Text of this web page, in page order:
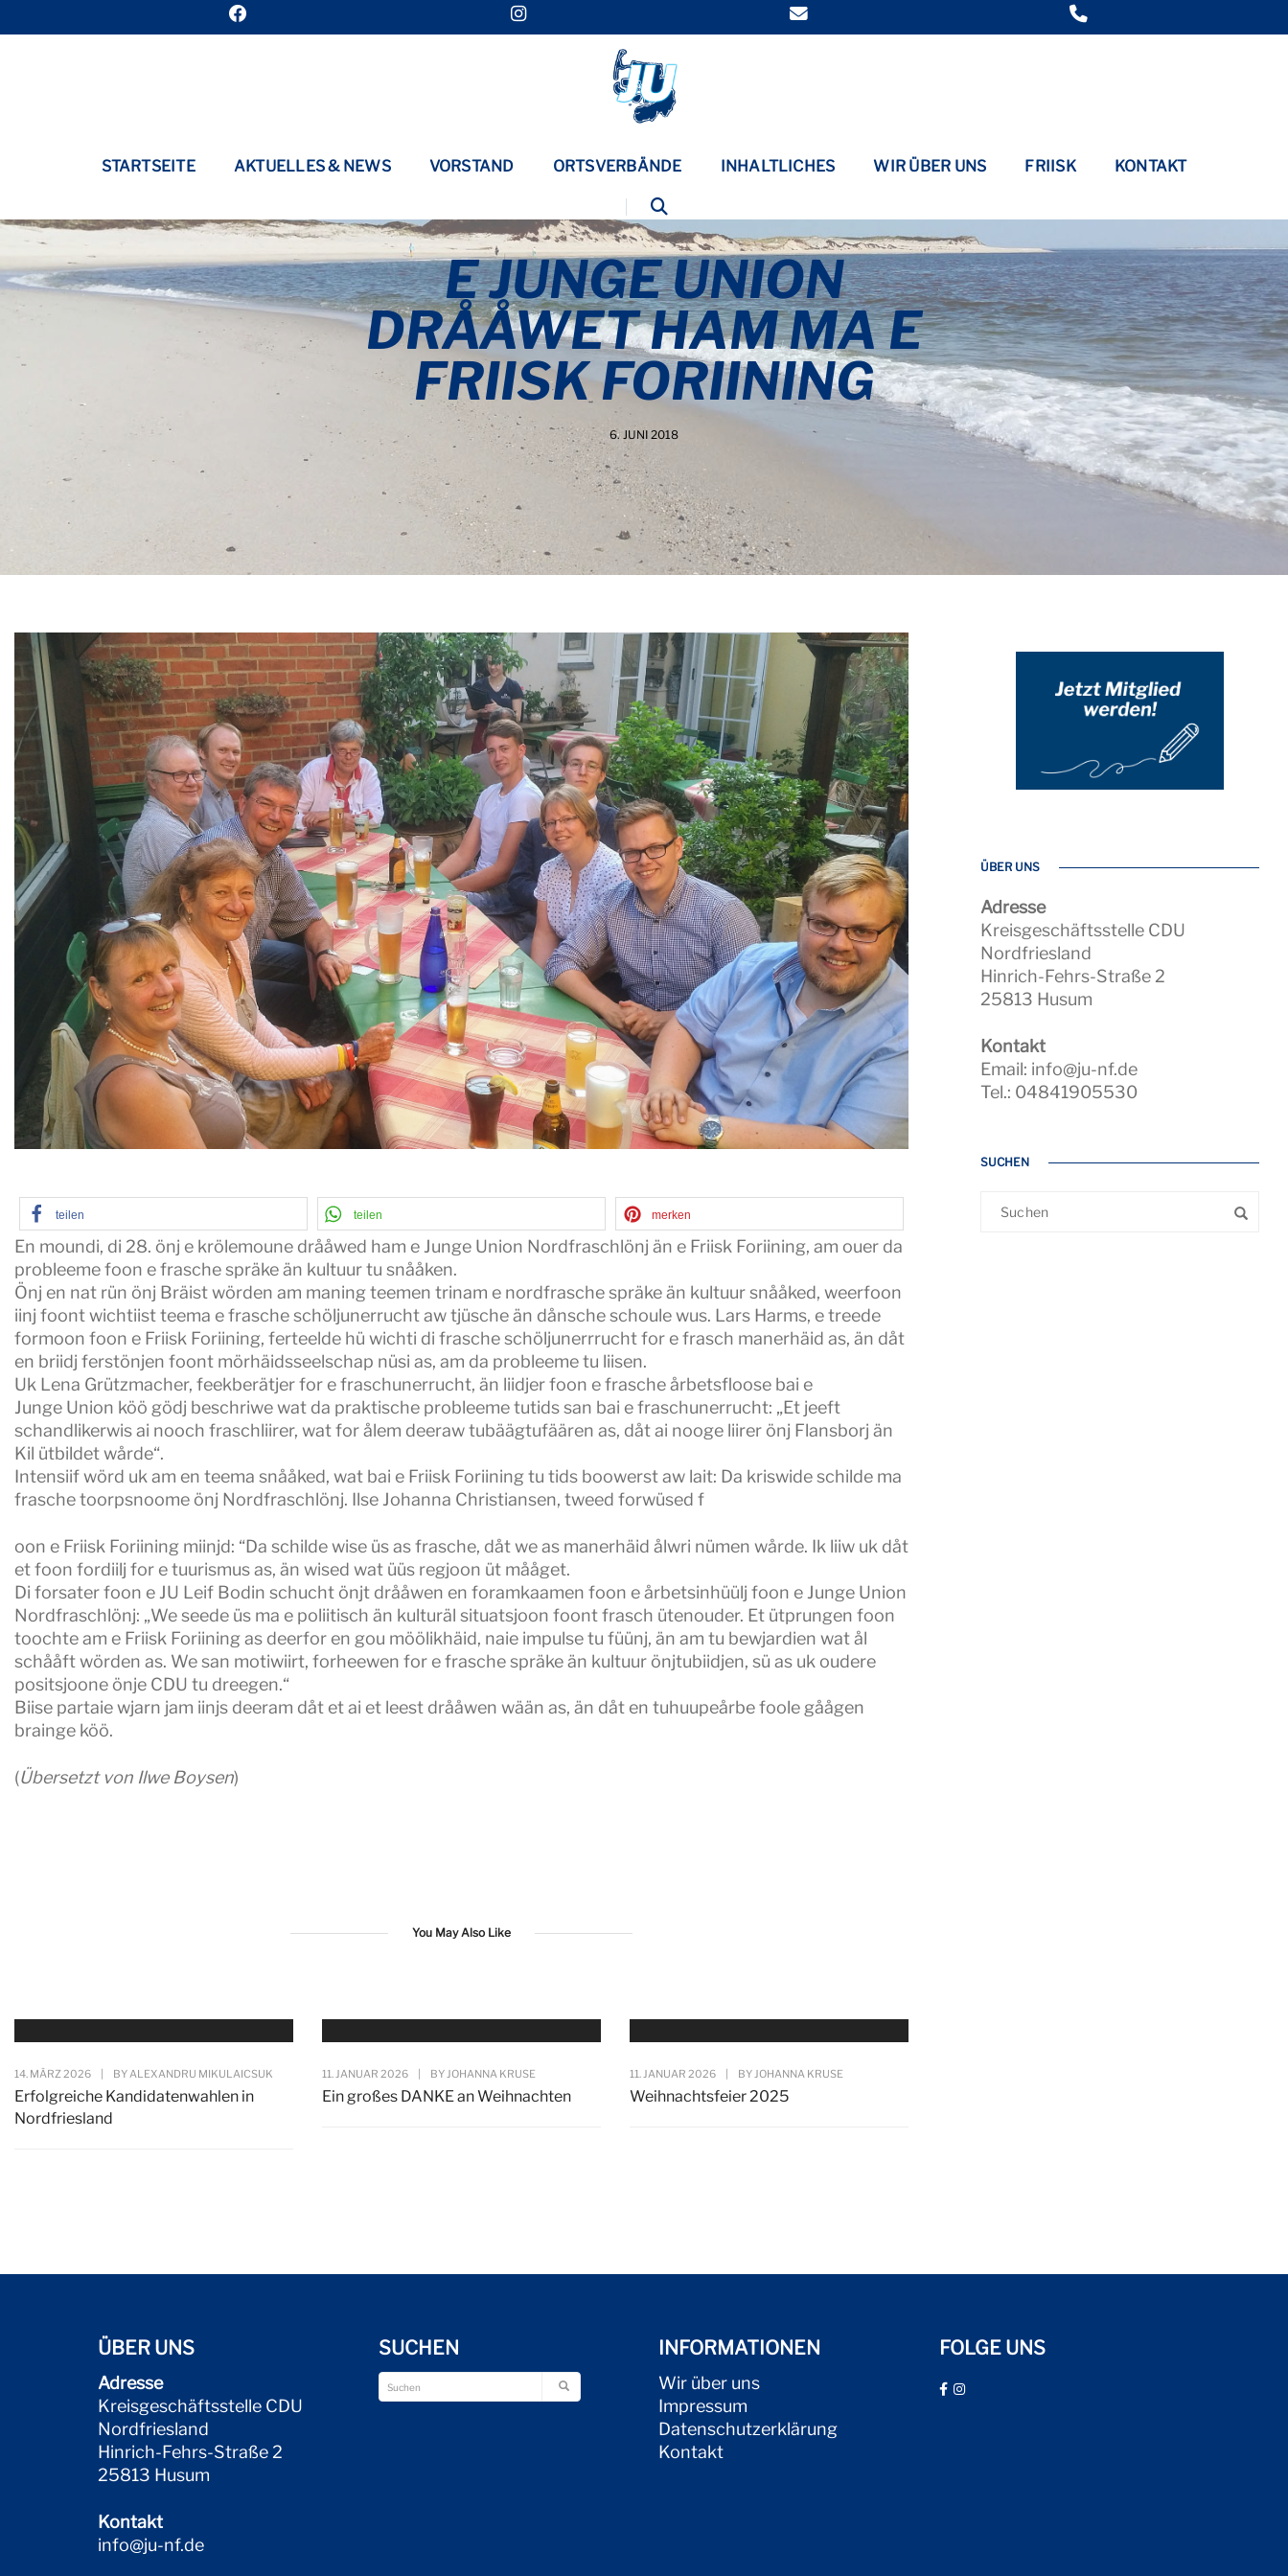
STARTSEITE AKTUELLES & NEWS VORSTAND ORTSVERBÄNDE INHALTLICHES WIR ÜBER UNS FRIISK KONTAKT
E JUNGE UNION
DRÅÅWET HAM MA E
FRIISK FORIINING
6. JUNI 2018
teilen teilen merken
En moundi, di 28. önj e krölemoune drååwed ham e Junge Union Nordfraschlönj än e Friisk Foriining, am ouer da
probleeme foon e frasche spräke än kultuur tu snååken.
Önj en nat rün önj Bräist wörden am maning teemen trinam e nordfrasche spräke än kultuur snååked, weerfoon
iinj foont wichtiist teema e frasche schöljunerrucht aw tjüsche än dånsche schoule wus. Lars Harms, e treede
formoon foon e Friisk Foriining, ferteelde hü wichti di frasche schöljunerrrucht for e frasch manerhäid as, än dåt
en briidj ferstönjen foont mörhäidsseelschap nüsi as, am da probleeme tu liisen.
Uk Lena Grützmacher, feekberätjer for e fraschunerrucht, än liidjer foon e frasche årbetsfloose bai e
Junge Union köö gödj beschriwe wat da praktische probleeme tutids san bai e fraschunerrucht: „Et jeeft
schandlikerwis ai nooch fraschliirer, wat for ålem deeraw tubäägtufäären as, dåt ai nooge liirer önj Flansborj än
Kil ütbildet wårde“.
Intensiif wörd uk am en teema snååked, wat bai e Friisk Foriining tu tids boowerst aw lait: Da kriswide schilde ma
frasche toorpsnoome önj Nordfraschlönj. Ilse Johanna Christiansen, tweed forwüsed f
oon e Friisk Foriining miinjd: “Da schilde wise üs as frasche, dåt we as manerhäid ålwri nümen wårde. Ik liiw uk dåt
et foon fordiilj for e tuurismus as, än wised wat üüs regjoon üt mååget.
Di forsater foon e JU Leif Bodin schucht önjt drååwen en foramkaamen foon e årbetsinhüülj foon e Junge Union
Nordfraschlönj: „We seede üs ma e poliitisch än kulturäl situatsjoon foont frasch ütenouder. Et ütprungen foon
toochte am e Friisk Foriining as deerfor en gou möölikhäid, naie impulse tu füünj, än am tu bewjardien wat ål
schååft wörden as. We san motiwiirt, forheewen for e frasche spräke än kultuur önjtubiidjen, sü as uk oudere
positsjoone önje CDU tu dreegen.“
Biise partaie wjarn jam iinjs deeram dåt et ai et leest drååwen wään as, än dåt en tuhuupeårbe foole gåågen
brainge köö.
(Übersetzt von Ilwe Boysen)
You May Also Like
14. MÄRZ 2026 | BY ALEXANDRU MIKULAICSUK
Erfolgreiche Kandidatenwahlen in
Nordfriesland
11. JANUAR 2026 | BY JOHANNA KRUSE
Ein großes DANKE an Weihnachten
11. JANUAR 2026 | BY JOHANNA KRUSE
Weihnachtsfeier 2025
ÜBER UNS
Adresse
Kreisgeschäftsstelle CDU
Nordfriesland
Hinrich-Fehrs-Straße 2
25813 Husum
Kontakt
Email: info@ju-nf.de
Tel.: 04841905530
SUCHEN
ÜBER UNS
Adresse
Kreisgeschäftsstelle CDU
Nordfriesland
Hinrich-Fehrs-Straße 2
25813 Husum
Kontakt
info@ju-nf.de
SUCHEN INFORMATIONEN
Wir über uns
Impressum
Datenschutzerklärung
Kontakt
FOLGE UNS